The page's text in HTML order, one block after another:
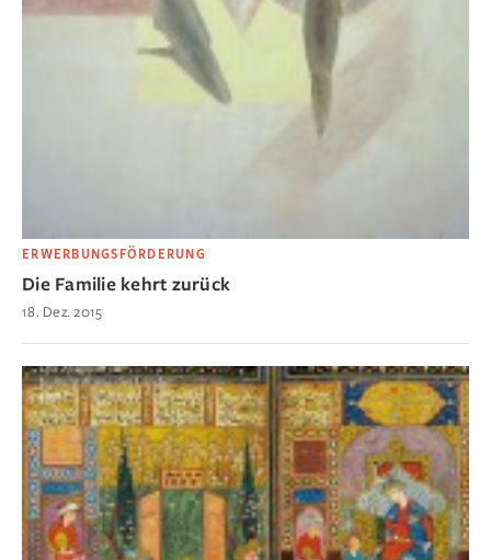
ERWERBUNGSFÖRDERUNG
Die Familie kehrt zurück
18. Dez. 2015